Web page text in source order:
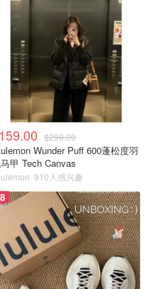
，叫马记牛羊馆。味道还
试哈！ 就在大都会那个
是羊汤免费续汤🫕我们俩
服务员就会主动过来加
🐏干煸羊排，一定要点，
滋滋冒油，一咬满口留
$298.00
Wunder Puff 600蓬松度羽
甲 Tech Canvas
910人感兴趣
8